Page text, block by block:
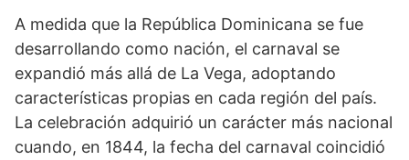
A medida que la República Dominicana se fue
desarrollando como nación, el carnaval se
expandió más allá de La Vega, adoptando
características propias en cada región del país.
La celebración adquirió un carácter más nacional
cuando, en 1844, la fecha del carnaval coincidió